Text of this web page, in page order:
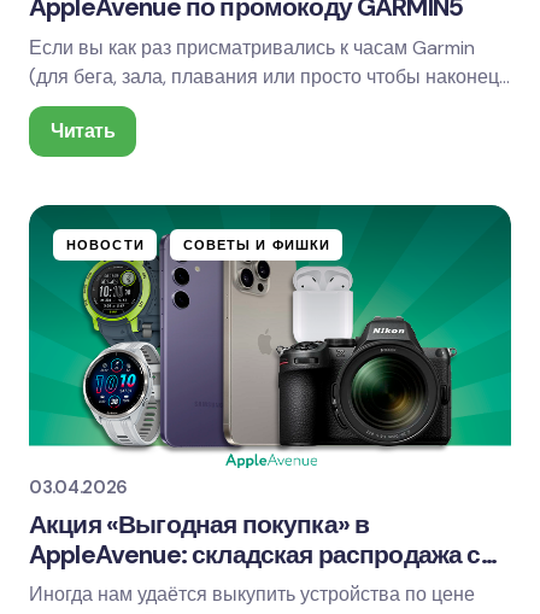
AppleAvenue по промокоду GARMIN5
Если вы как раз присматривались к часам Garmin
(для бега, зала, плавания или просто чтобы наконец-
то начать жить по цифрам), есть приятный…
Читать
НОВОСТИ СОВЕТЫ И ФИШКИ
03.04.2026
Акция «Выгодная покупка» в
AppleAvenue: складская распродажа с
ценами ниже рынка
Иногда нам удаётся выкупить устройства по цене